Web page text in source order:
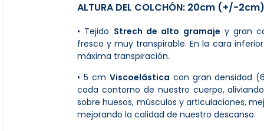
ALTURA DEL COLCHÓN: 20cm (+/-
• Tejido Strech de alto gramaje y gran
fresco y muy transpirable. En la cara
máxima transpiración.
• 5 cm Viscoelástica con gran densidad
cada contorno de nuestro cuerpo,
sobre huesos, músculos y articulaciones,
mejorando la calidad de nuestro descanso.